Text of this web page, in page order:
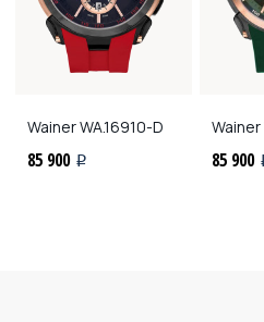
WainerWA.16910-D
85 900 i
Wainer
85 900